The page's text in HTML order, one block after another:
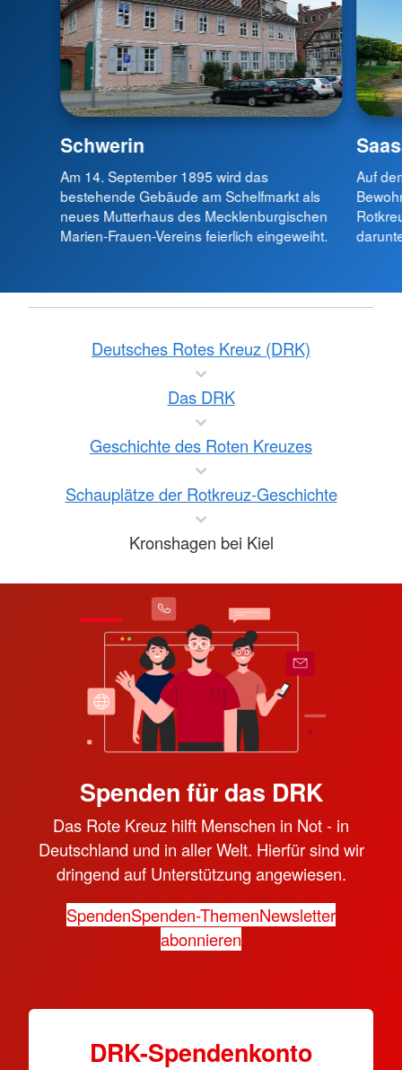
Schwerin
Am 14. September 1895 wird das
bestehende Gebäude am Schelfmarkt als
neues Mutterhaus des Mecklenburgischen
Marien-Frauen-Vereins feierlich eingeweiht.
Auf
Deutsches Rotes Kreuz (DRK)
Das DRK
Geschichte des Roten Kreuzes
Schauplätze der Rotkreuz-Geschichte
Kronshagen bei Kiel
Spenden für das DRK
Das Rote Kreuz hilft Menschen in Not - in
Deutschland und in aller Welt. Hierfür sind wir
dringend auf Unterstützung angewiesen.
SpendenSpenden-ThemenNewsletter
abonnieren
DRK-Spendenkonto